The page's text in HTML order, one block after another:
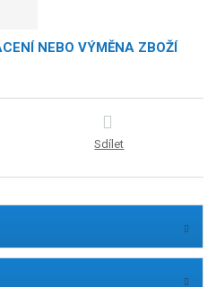
NEBO VÝMĚNA ZBOŽÍ
Sdílet